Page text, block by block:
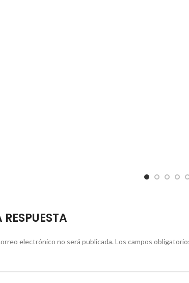
electrónico no será publicada. Los campos